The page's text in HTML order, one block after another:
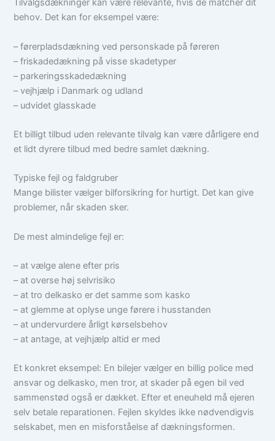
Tilvalgsdækninger kan være relevante, hvis de matcher dit
behov. Det kan for eksempel være:
– førerpladsdækning ved personskade på føreren
– friskadedækning på visse skadetyper
– parkeringsskadedækning
– vejhjælp i Danmark og udland
– udvidet glasskade
Et billigt tilbud uden relevante tilvalg kan være dårligere end
et lidt dyrere tilbud med bedre samlet dækning.
Typiske fejl og faldgruber
Mange bilister vælger bilforsikring for hurtigt. Det kan give
problemer, når skaden sker.
De mest almindelige fejl er:
– at vælge alene efter pris
– at overse høj selvrisiko
– at tro delkasko er det samme som kasko
– at glemme at oplyse unge førere i husstanden
– at undervurdere årligt kørselsbehov
– at antage, at vejhjælp altid er med
Et konkret eksempel: En bilejer vælger en billig police med
ansvar og delkasko, men tror, at skader på egen bil ved
sammenstød også er dækket. Efter et eneuheld må ejeren
selv betale reparationen. Fejlen skyldes ikke nødvendigvis
selskabet, men en misforståelse af dækningsformen.